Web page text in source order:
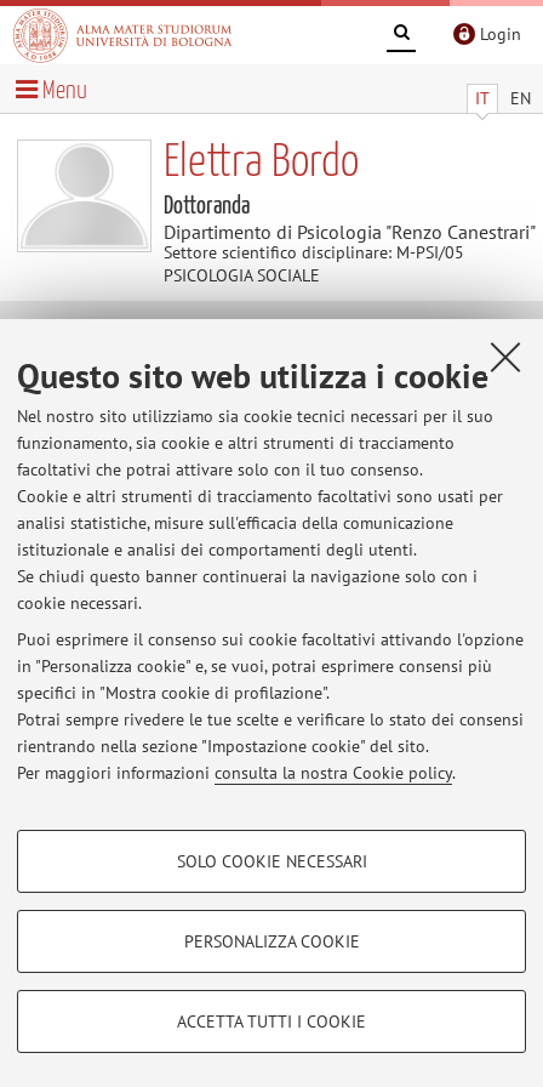
Questo sito web utilizza i cookie
Nel nostro sito utilizziamo sia cookie tecnici necessari per il suo
funzionamento, sia cookie e altri strumenti di tracciamento
facoltativi che potrai attivare solo con il tuo consenso.
Cookie e altri strumenti di tracciamento facoltativi sono usati per
analisi statistiche, misure sull'efficacia della comunicazione
istituzionale e analisi dei comportamenti degli utenti.
Se chiudi questo banner continuerai la navigazione solo con i
cookie necessari.
Puoi esprimere il consenso sui cookie facoltativi attivando l'opzione
in "Personalizza cookie" e, se vuoi, potrai esprimere consensi più
specifici in "Mostra cookie di profilazione".
Potrai sempre rivedere le tue scelte e verificare lo stato dei consensi
rientrando nella sezione "Impostazione cookie" del sito.
Per maggiori informazioni consulta la nostra Cookie policy.
COOKIE DI PROFILAZIONE - FACOLTATIVI
COOKIE TECNICI - NECESSARI
Si tratta di cookie tecnici utilizzati, a titolo esemplificativo, per il corretto
SOLO COOKIE NECESSARI
PERSONALIZZA COOKIE
ACCETTA TUTTI I COOKIE
Login
IT EN
Menu
Elettra Bordo
Dottoranda
Dipartimento di Psicologia "Renzo Canestrari"
Settore scientifico disciplinare: M-PSI/05
PSICOLOGIA SOCIALE
Contatti
E-mail: elettra.bordo2@unibo.it
Dipartimento di Psicologia "Renzo Canestrari"
Viale Berti Pichat 5, Bologna -Vai alla mappa
Ultimi avvisi
Al momento non sono presenti avvisi.
Accedi tramiteloginper gestire tutti i contenuti del sito.
© 2026 - ALMA MATER STUDIORUM - Università di Bologna - Via
|Note legali|Impostazioni Cookie